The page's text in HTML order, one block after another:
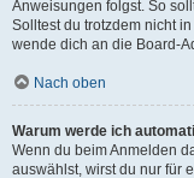
Anweisungen folgst. So
Solltest du trotzdem nicht
wende dich an die Board-
Nach oben
Warum werde ich
Wenn du beim Anmelden
auswählst, wirst du nur für